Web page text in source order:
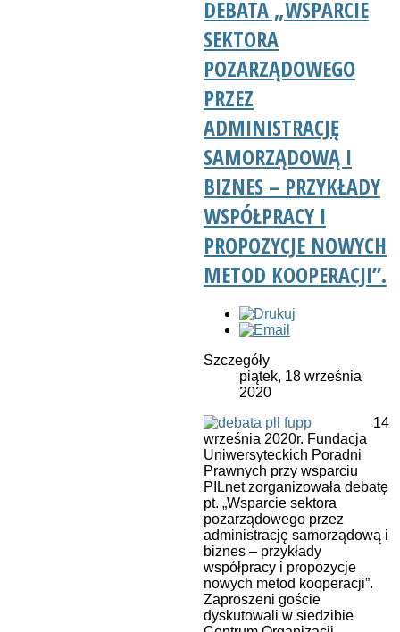
DEBATA „WSPARCIE
SEKTORA
POZARZĄDOWEGO
PRZEZ
ADMINISTRACJĘ
SAMORZĄDOWĄ I
BIZNES – PRZYKŁADY
WSPÓŁPRACY I
PROPOZYCJE NOWYCH
METOD KOOPERACJI”.
Szczegóły
piątek, 18 września
2020
14
września 2020r. Fundacja
Uniwersyteckich Poradni
Prawnych przy wsparciu
PILnet zorganizowała debatę
pt. „Wsparcie sektora
pozarządowego przez
administrację samorządową i
biznes – przykłady
współpracy i propozycje
nowych metod kooperacji”.
Zaproszeni goście
dyskutowali w siedzibie